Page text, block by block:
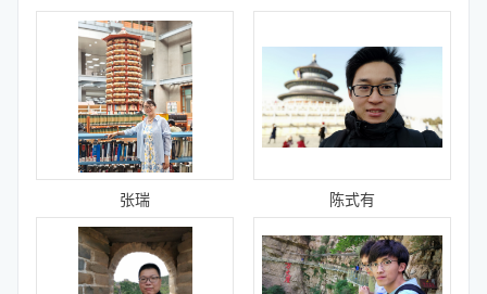
张瑞 陈式有